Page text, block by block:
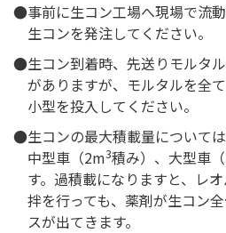
事前に生コン工場へ現場で流
生コンを発注してください。
生コン到着時、先送りモルタ
がありますが、モルタルを全
小型を投入してください。
生コンの最大積載量について
中型車（2m3積み）、大型車
す。過積載になりますと、レ
拌を行っても、薬剤が生コン
スが出てきます。